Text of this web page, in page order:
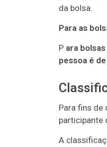
da bolsa.
Para as
P ara
pessoa é
Para fins de
participante
A